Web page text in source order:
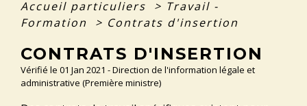
Accueil particuliers > Travail -
Formation
> Contrats d'insertion
CONTRATS D'INSERTION
Vérifié le 01 Jan 2021 - Direction de l'information légale et
administrative (Première ministre)